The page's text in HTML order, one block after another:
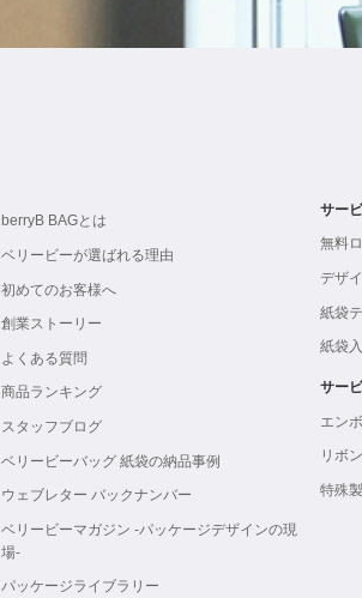
berryB BAGとは
ベリービーが選ばれる理由
初めてのお客様へ
創業ストーリー
よくある質問
商品ランキング
スタッフブログ
ベリービーバッグ 紙袋の納品事例
ウェブレター バックナンバー
ベリービーマガジン -パッケージデザインの現
場-
パッケージライブラリー
サー
無料
デザ
紙袋
紙袋
サー
エン
リボ
特殊